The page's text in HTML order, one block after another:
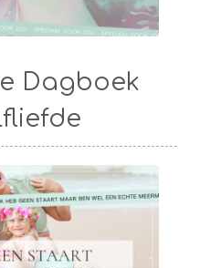
Dagboek